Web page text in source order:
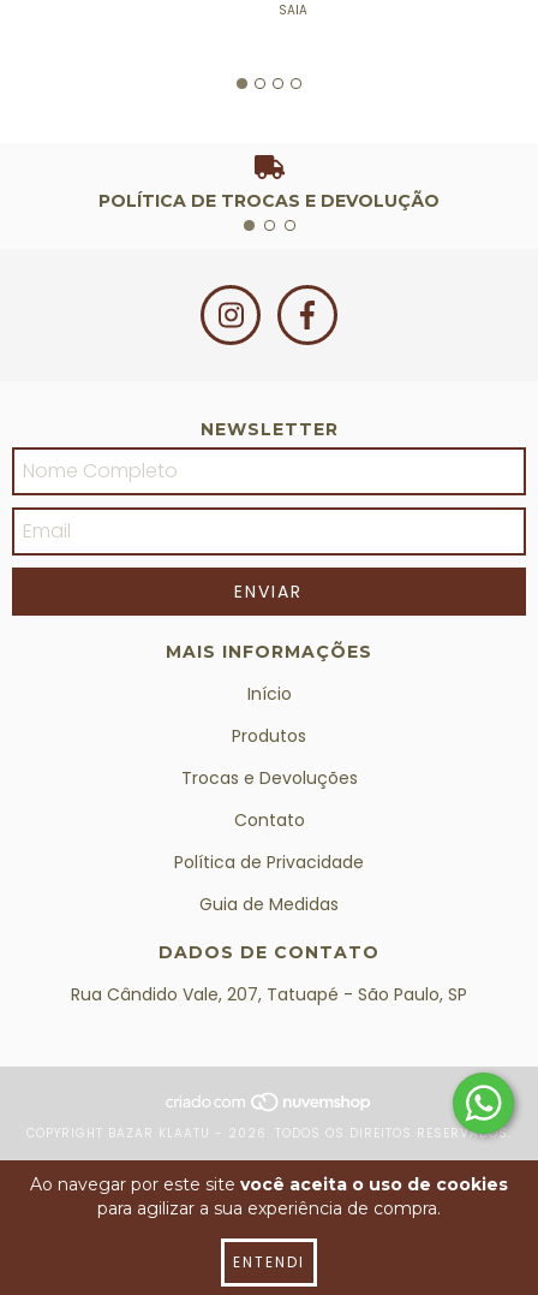
Ao navegar por este site você aceita o uso de cookies
para agilizar a sua experiência de compra.
ENTENDI
SAIA
POLÍTICA DE TROCAS E DEVOLUÇÃO
NEWSLETTER
MAIS INFORMAÇÕES
Início
Produtos
Trocas e Devoluções
Contato
Política de Privacidade
Guia de Medidas
DADOS DE CONTATO
Rua Cândido Vale, 207, Tatuapé - São Paulo, SP
COPYRIGHT BAZAR KLAATU - 2026. TODOS OS DIREITOS RESERVADOS.